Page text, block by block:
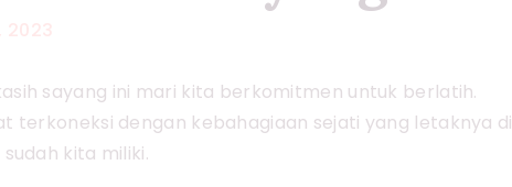
sayang ini mari kita berkomitmen untuk berlatih.
terkoneksi dengan kebahagiaan sejati yang letaknya di
kita miliki.